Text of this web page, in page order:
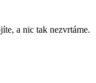
a nic tak nezvrtáme.